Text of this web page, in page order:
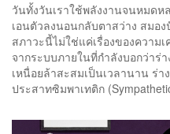
วันทั้งวันเราใช้พลังงานจนหมด
เอนตัวลงนอนกลับตาสว่าง สมอ
สภาวะนี้ไม่ใช่แค่เรื่องของควา
จากระบบภายในที่กำลังบอกว่าร่
เหนื่อยล้าสะสมเป็นเวลานาน ร่า
ประสาทซิมพาเทติก